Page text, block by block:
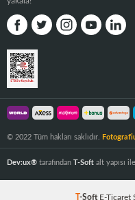
© 2022 Tüm hakları saklıdır.
Dev:ux® tarafından T-Soft alt yapısı
-Soft E-Ticaret